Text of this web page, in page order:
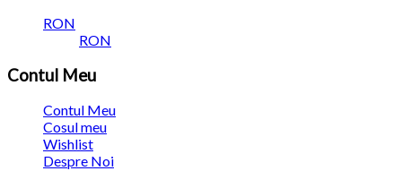
RON
RON
Contul Meu
Contul Meu
Cosul meu
Wishlist
Despre Noi